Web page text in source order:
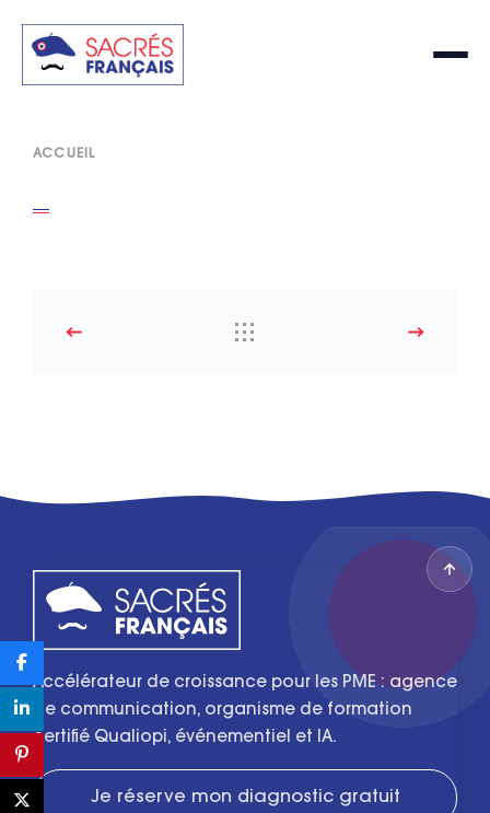
ACCUEIL
Accélérateur de croissance pour les PME : agence
de communication, organisme de formation
certifié Qualiopi, événementiel et IA.
Je réserve mon diagnostic gratuit